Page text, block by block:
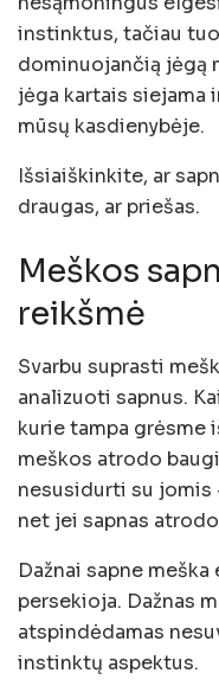
instinktus, tačiau
dominuojančią jėgą
jėga kartais siejama
mūsų kasdienybėje.
Išsiaiškinkite, ar
draugas, ar priešas.
Meškos
reikšmė
Svarbu suprasti
analizuoti sapnus.
kurie tampa grėsme
meškos atrodo
nesusidurti su jomis
net jei sapnas
Dažnai sapne
persekioja. Dažnas
atspindėdamas
instinktų aspektus.